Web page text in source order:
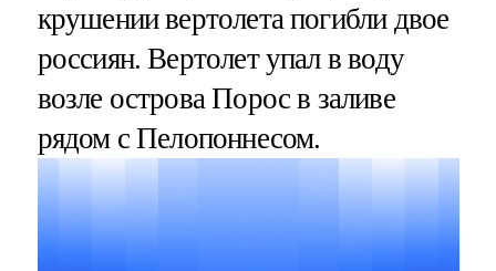
крушении вертолета погибли двое
россиян. Вертолет упал в воду
возле острова Порос в заливе
рядом с Пелопоннесом.